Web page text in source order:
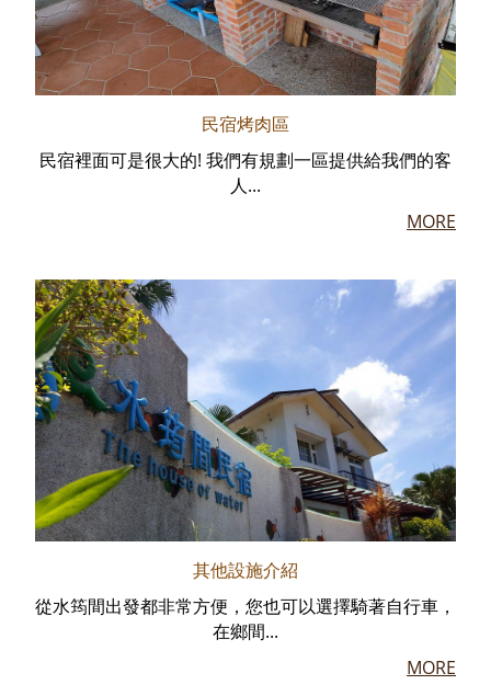
民宿烤肉區
民宿裡面可是很大的! 我們有規劃一區提供給我們的客
人...
MORE
其他設施介紹
從水筠間出發都非常方便，您也可以選擇騎著自行車，
在鄉間...
MORE